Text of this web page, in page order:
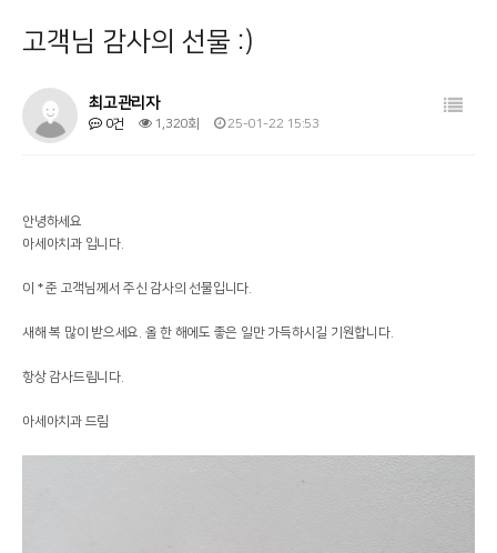
고객님 감사의 선물 :)
최고관리자
0건 1,320회 25-01-22 15:53
안녕하세요
아세아치과 입니다.
이 * 준 고객님께서 주신 감사의 선물입니다.
새해 복 많이 받으세요. 올 한 해에도 좋은 일만 가득하시길 기원합니다.
항상 감사드립니다.
아세아치과 드림